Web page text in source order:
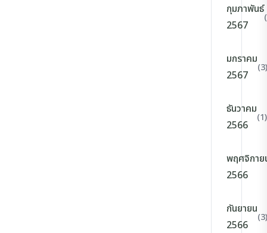
กุมภาพันธ์
2567
มกราคม
2567
(3)
ธันวาคม
2566
(1)
พฤศจิกาย
2566
กันยายน
2566
(3)